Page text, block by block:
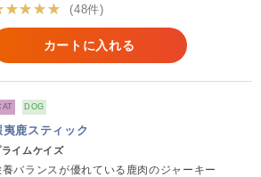
(48件)
カートに入れる
DOG
夷鹿スティック
ライムケイズ
養バランスが優れている鹿肉のジャーキー